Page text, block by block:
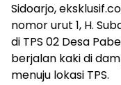
Sidoarjo,
nomor urut 1, H.
di TPS 02 Desa
berjalan kaki di
menuju lokasi TPS.